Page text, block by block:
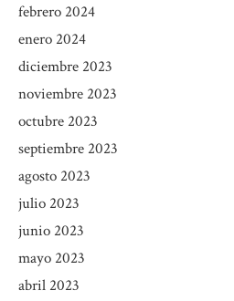
febrero 2024
enero 2024
diciembre 2023
noviembre 2023
octubre 2023
septiembre 2023
agosto 2023
julio 2023
junio 2023
mayo 2023
abril 2023